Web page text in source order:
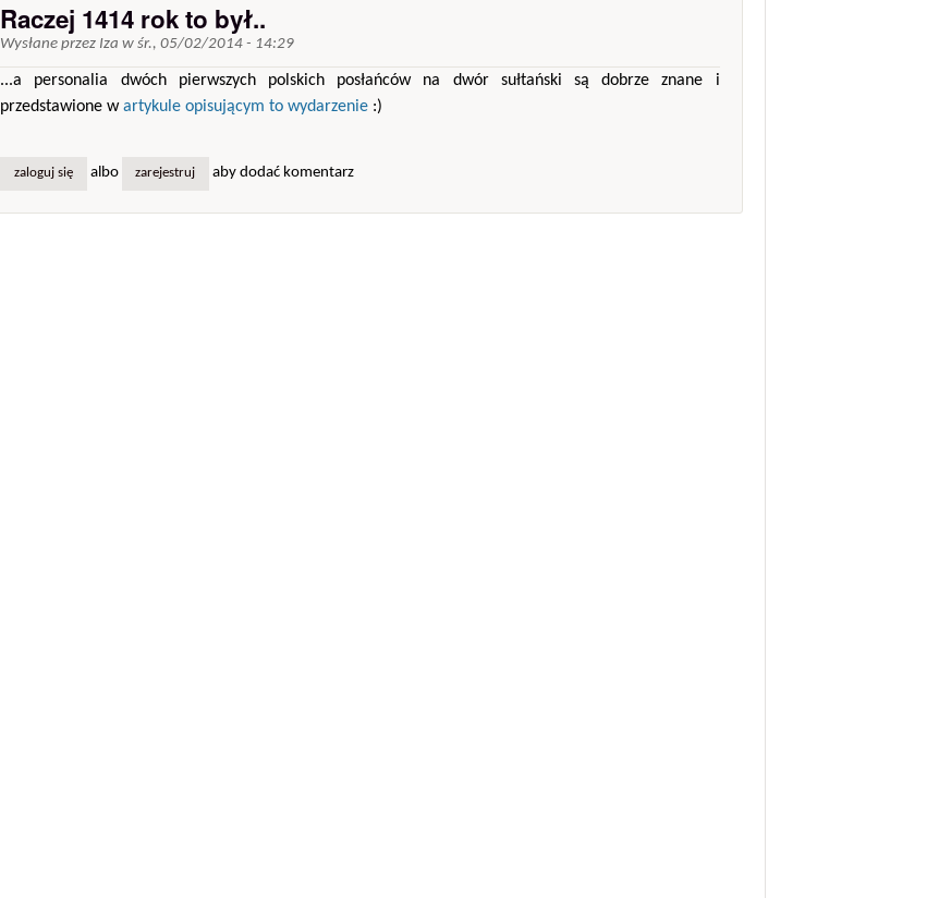
Raczej 1414 rok to był..
Wysłane przez Iza wśr., 05/02/2014 - 14:29
...a personalia dwóch pierwszych polskich posłańców na dwór sułtański są dobrze znane i
przedstawione wartykule opisującym to wydarzenie :)
zaloguj się albo zarejestruj aby dodać komentarz